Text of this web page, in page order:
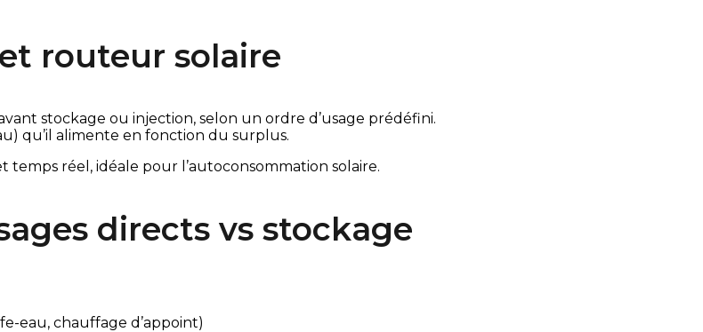
routeur solaire
stockage ou injection, selon un ordre d’usage prédéfini.
qu’il alimente en fonction du surplus.
temps réel, idéale pour l’autoconsommation solaire.
directs vs stockage
eau, chauffage d’appoint)